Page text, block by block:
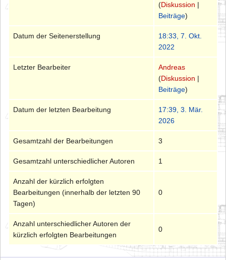
(Diskussion |
Beiträge)
Datum der Seitenerstellung
18:33, 7. Okt.
2022
Letzter Bearbeiter
Andreas
(Diskussion |
Beiträge)
Datum der letzten Bearbeitung
17:39, 3. Mär.
2026
Gesamtzahl der Bearbeitungen 3
Gesamtzahl unterschiedlicher Autoren 1
Anzahl der kürzlich erfolgten
Bearbeitungen (innerhalb der letzten 90
Tagen)
0
Anzahl unterschiedlicher Autoren der
kürzlich erfolgten Bearbeitungen
0